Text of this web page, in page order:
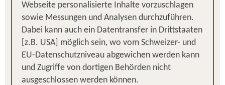
Zu Ihrer Suche sind leider keine passenden
Angebote verfügbar.
Das können Sie jetzt tun:
Abflughafen ändern
Webseite personalisierte Inhalte vorzuschlagen
sowie Messungen und Analysen durchzuführen.
Dabei kann auch ein Datentransfer in Drittstaaten
[z.B. USA] möglich sein, wo vom Schweizer- und
EU-Datenschutzniveau abgewichen werden kann
und Zugriffe von dortigen Behörden nicht
ausgeschlossen werden können.